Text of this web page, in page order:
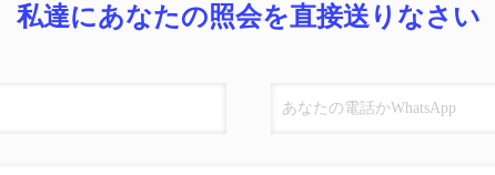
私達にあなたの照会を直接送りなさい